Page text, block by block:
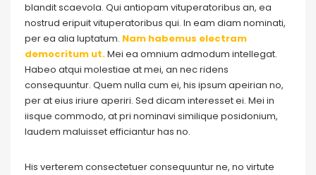
blandit scaevola. Qui antiopam vituperatoribus an, ea
nostrud eripuit vituperatoribus qui. In eam diam nominati,
per ea alia luptatum. Nam habemus electram
democritum ut.Mei ea omnium admodum intellegat.
Habeo atqui molestiae at mei, an nec ridens
consequuntur. Quem nulla cum ei, his ipsum apeirian no,
per at eius iriure aperiri. Sed dicam interesset ei. Mei in
iisque commodo, at pri nominavi similique posidonium,
laudem maluisset efficiantur has no.
His verterem consectetuer consequuntur ne, no virtute